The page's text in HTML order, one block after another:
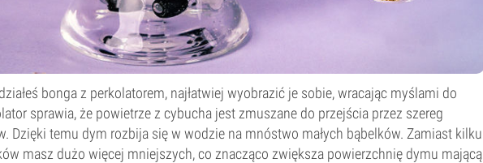
bonga z perkolatorem, najłatwiej wyobrazić je sobie, wracając myślami do
sprawia, że powietrze z cybucha jest zmuszane do przejścia przez szereg
Dzięki temu dym rozbija się w wodzie na mnóstwo małych bąbelków. Zamiast kilku
masz dużo więcej mniejszych, co znacząco zwiększa powierzchnię dymu mającą